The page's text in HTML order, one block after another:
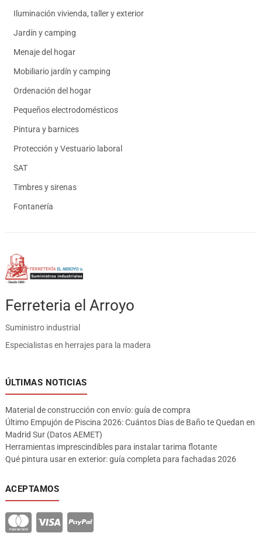
Iluminación vivienda, taller y exterior
Jardín y camping
Menaje del hogar
Mobiliario jardín y camping
Ordenación del hogar
Pequeños electrodomésticos
Pintura y barnices
Protección y Vestuario laboral
SAT
Timbres y sirenas
Fontanería
Ferreteria el Arroyo
Suministro industrial
Especialistas en herrajes para la madera
ÚLTIMAS NOTICIAS
Material de construcción con envío: guía de compra
Último Empujón de Piscina 2026: Cuántos Días de Baño te Quedan en
Madrid Sur (Datos AEMET)
Herramientas imprescindibles para instalar tarima flotante
Qué pintura usar en exterior: guía completa para fachadas 2026
ACEPTAMOS